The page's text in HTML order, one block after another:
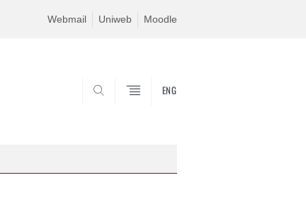
Webmail Uniweb Moodle
ENG